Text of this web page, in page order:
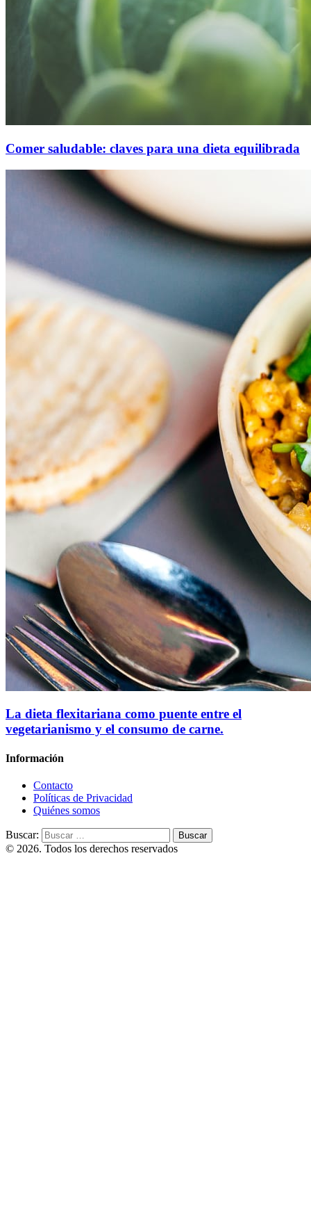
Comer saludable: claves para una dieta equilibrada
La dieta flexitariana como puente entre el
vegetarianismo y el consumo de carne.
Información
Contacto
Políticas de Privacidad
Quiénes somos
Buscar:
© 2026. Todos los derechos reservados